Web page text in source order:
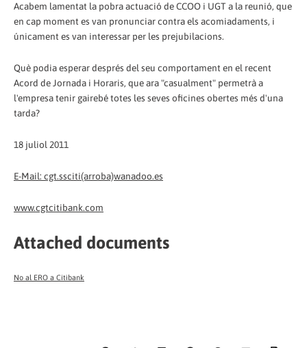
Acabem lamentat la pobra actuació de CCOO i UGT a la reunió, que
en cap moment es van pronunciar contra els acomiadaments, i
únicament es van interessar per les prejubilacions.
Què podia esperar després del seu comportament en el recent
Acord de Jornada i Horaris, que ara "casualment" permetrà a
l'empresa tenir gairebé totes les seves oficines obertes més d'una
tarda?
18 juliol 2011
E-Mail: cgt.ssciti(arroba)wanadoo.es
www.cgtcitibank.com
Attached documents
No al ERO a Citibank